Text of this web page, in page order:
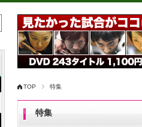
TOP 特集
特集